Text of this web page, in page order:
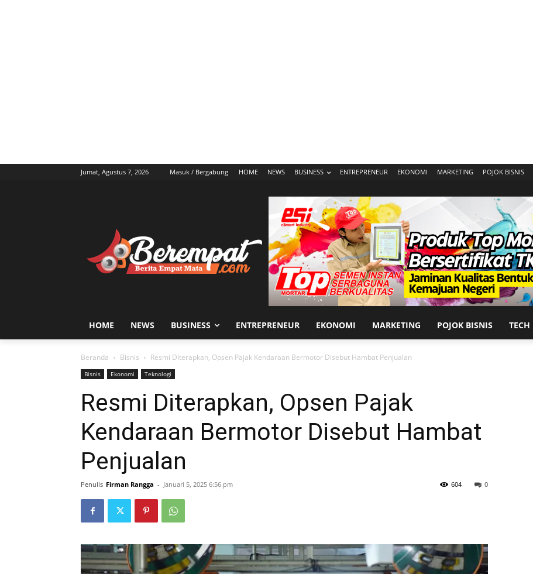
Jumat, Agustus 7, 2026 Masuk / Bergabung HOME NEWS BUSINESS ENTREPRENEUR EKONOMI MARKETING POJOK BISNIS
HOME NEWS BUSINESS ENTREPRENEUR EKONOMI MARKETING POJOK BISNIS TECH
Beranda Bisnis Resmi Diterapkan, Opsen Pajak Kendaraan Bermotor Disebut Hambat Penjualan
Bisnis Ekonomi Teknologi
Resmi Diterapkan, Opsen Pajak
Kendaraan Bermotor Disebut Hambat
Penjualan
Penulis Firman Rangga - Januari 5, 2025 6:56 pm 0
604